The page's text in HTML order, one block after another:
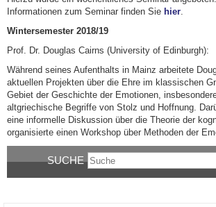
Informationen zum Seminar finden Sie hier
Wintersemester 2018/19
Prof. Dr. Douglas Cairns (University of Edinburgh):
Während seines Aufenthalts in Mainz arbeitete
aktuellen Projekten über die Ehre im klassischen
Gebiet der Geschichte der Emotionen,
altgriechische Begriffe von Stolz und Hoffnung.
eine informelle Diskussion über die Theorie der
organisierte einen Workshop über Methoden der
SUCHE